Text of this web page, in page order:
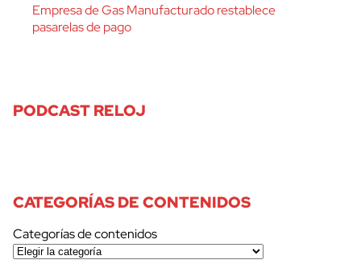
Empresa de Gas Manufacturado restablece
pasarelas de pago
PODCAST RELOJ
CATEGORÍAS DE CONTENIDOS
Categorías de contenidos